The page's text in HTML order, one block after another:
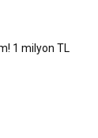
1 milyon TL